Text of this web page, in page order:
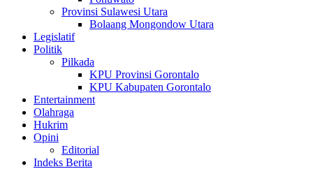
Provinsi Sulawesi Utara
Bolaang Mongondow Utara
Legislatif
Politik
Pilkada
KPU Provinsi Gorontalo
KPU Kabupaten Gorontalo
Entertainment
Olahraga
Hukrim
Opini
Editorial
Indeks Berita